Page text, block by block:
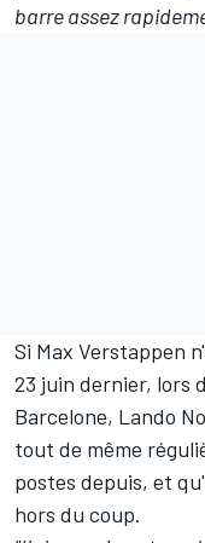
barre assez
Si Max Verstappen
23 juin dernier, lors
Barcelone, Lando
tout de même
postes depuis, et
hors du coup.